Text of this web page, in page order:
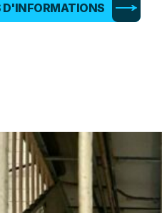
D'INFORMATIONS